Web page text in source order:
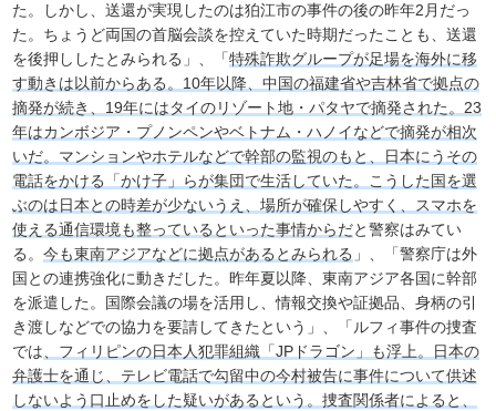
た。しかし、送還が実現したのは狛江市の事件の後の昨年2月だっ
た。ちょうど両国の首脳会談を控えていた時期だったことも、送還
を後押ししたとみられる」、「特殊詐欺グループが足場を海外に移
す動きは以前からある。10年以降、中国の福建省や吉林省で拠点の
摘発が続き、19年にはタイのリゾート地・パタヤで摘発された。23
年はカンボジア・プノンペンやベトナム・ハノイなどで摘発が相次
いだ。マンションやホテルなどで幹部の監視のもと、日本にうその
電話をかける「かけ子」らが集団で生活していた。こうした国を選
ぶのは日本との時差が少ないうえ、場所が確保しやすく、スマホを
使える通信環境も整っているといった事情からだと警察はみてい
る。今も東南アジアなどに拠点があるとみられる 」、「警察庁は外
国との連携強化に動きだした。昨年夏以降、東南アジア各国に幹部
を派遣した。国際会議の場を活用し、情報交換や証拠品、身柄の引
き渡しなどでの協力を要請してきたという」、「ルフィ事件の捜査
では 、フィリピンの日本人犯罪組織「JPドラゴン」も浮上。日本の
弁護士を通じ、テレビ電話で勾留中の今村被告に事件について供述
しないよう口止めをした疑いがあるという。捜査関係者によると、